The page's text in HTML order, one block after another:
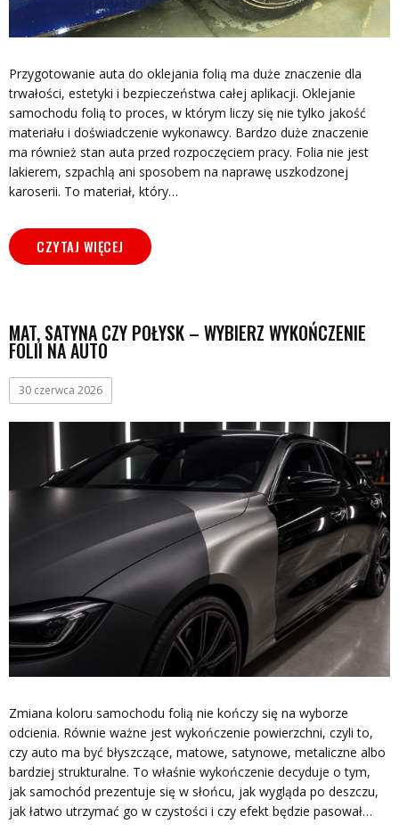
Przygotowanie auta do oklejania folią ma duże znaczenie dla
trwałości, estetyki i bezpieczeństwa całej aplikacji. Oklejanie
samochodu folią to proces, w którym liczy się nie tylko jakość
materiału i doświadczenie wykonawcy. Bardzo duże znaczenie
ma również stan auta przed rozpoczęciem pracy. Folia nie jest
lakierem, szpachlą ani sposobem na naprawę uszkodzonej
karoserii. To materiał, który…
CZYTAJ WIĘCEJ
MAT, SATYNA CZY POŁYSK – WYBIERZ WYKOŃCZENIE
FOLII NA AUTO
30 czerwca 2026
Zmiana koloru samochodu folią nie kończy się na wyborze
odcienia. Równie ważne jest wykończenie powierzchni, czyli to,
czy auto ma być błyszczące, matowe, satynowe, metaliczne albo
bardziej strukturalne. To właśnie wykończenie decyduje o tym,
jak samochód prezentuje się w słońcu, jak wygląda po deszczu,
jak łatwo utrzymać go w czystości i czy efekt będzie pasował…